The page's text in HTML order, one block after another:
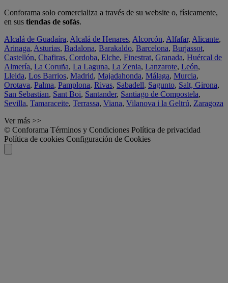
Conforama solo comercializa a través de su website o, físicamente,
en sus tiendas de sofás.
Alcalá de Guadaíra, Alcalá de Henares, Alcorcón, Alfafar, Alicante,
Arinaga, Asturias, Badalona, Barakaldo, Barcelona, Burjassot,
Castellón, Chafiras, Cordoba, Elche, Finestrat, Granada, Huércal de
Almería, La Coruña, La Laguna, La Zenia, Lanzarote, León,
Lleida, Los Barrios, Madrid, Majadahonda, Málaga, Murcia,
Orotava, Palma, Pamplona, Rivas, Sabadell, Sagunto, Salt, Girona,
San Sebastian, Sant Boi, Santander, Santiago de Compostela,
Sevilla, Tamaraceite, Terrassa, Viana, Vilanova i la Geltrú, Zaragoza
Ver más >>
© Conforama Términos y Condiciones Política de privacidad
Política de cookies Configuración de Cookies